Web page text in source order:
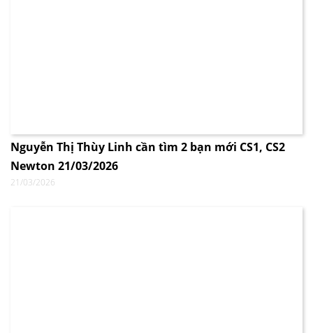
Nguyễn Thị Thùy Linh cần tìm 2 bạn mới CS1, CS2
Newton 21/03/2026
21/03/2026